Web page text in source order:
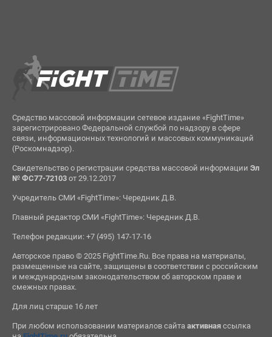
Средство массовой информации сетевое издание «FightTime»
зарегистрировано Федеральной службой по надзору в сфере
связи, информационных технологий и массовых коммуникаций
(Роскомнадзор).
Свидетельство о регистрации средства массовой информации Эл
№ ФС77-72103от 29.12.2017
Учредитель СМИ «FightTime»: Чередник Д.В.
Главный редактор СМИ «FightTime»: Чередник Д.В.
Телефон редакции: +7 (495) 147-17-16
Авторское право © 2025 FightTime.Ru. Все права на материалы,
размещенные на сайте, защищены в соответствии с российским
и международным законодательством об авторском праве и
смежных правах.
Для лиц старше 16 лет
При любом использовании материалов сайта активнаяссылка